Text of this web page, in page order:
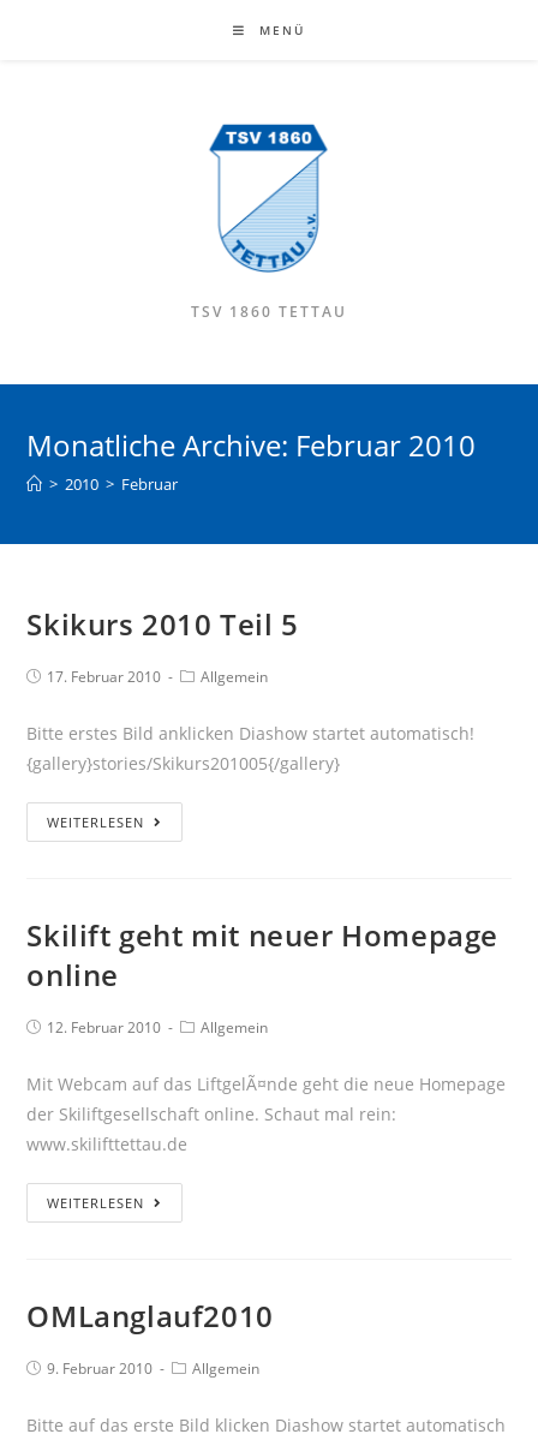
MENÜ
TSV 1860 TETTAU
Monatliche Archive: Februar 2010
> 2010 > Februar
Skikurs 2010 Teil 5
17. Februar 2010 Allgemein
Bitte erstes Bild anklicken Diashow startet automatisch!
{gallery}stories/Skikurs201005{/gallery}
WEITERLESEN
Skilift geht mit neuer Homepage
online
12. Februar 2010 Allgemein
Mit Webcam auf das LiftgelÃ¤nde geht die neue Homepage
der Skiliftgesellschaft online. Schaut mal rein:
www.skilifttettau.de
WEITERLESEN
OMLanglauf2010
9. Februar 2010 Allgemein
Bitte auf das erste Bild klicken Diashow startet automatisch